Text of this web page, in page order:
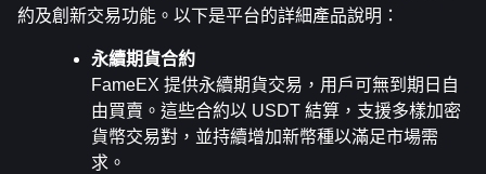
約及創新交易功能。以下是平台的詳細產品說明：
永續期貨合約
FameEX 提供永續期貨交易，用戶可無到期日自
由買賣。這些合約以 USDT 結算，支援多樣加密
貨幣交易對，並持續增加新幣種以滿足市場需
求。